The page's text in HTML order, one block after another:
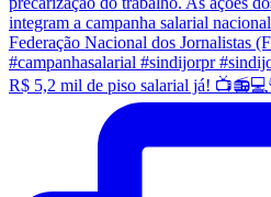
R$ 5,2 mil de piso salarial já!